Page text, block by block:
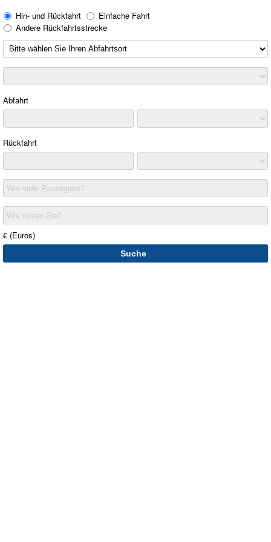
Hin- und Rückfahrt
Einfache Fahrt
Andere Rückfahrtsstrecke
Abfahrt
Rückfahrt
Wie viele Passagiere?
Wie reisen Sie?
€ (Euros)
Suche